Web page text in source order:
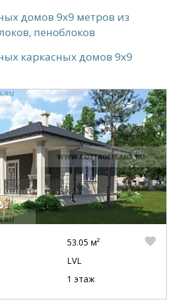
домов 9x9 метров из
пеноблоков
каркасных домов 9x9
53.05 м²
LVL
1 этаж